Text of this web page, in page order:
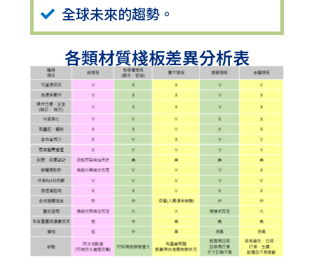
全球未來的趨勢。
各類材質棧板差異分析表